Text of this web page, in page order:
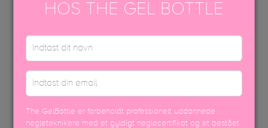
Skalhuse 10
FØLG OS
HOS THE GEL BOTTLE
The GelBottle er forbeholdt professionelt uddannede
negleteknikere med et gyldigt neglecertifikat og et bestået